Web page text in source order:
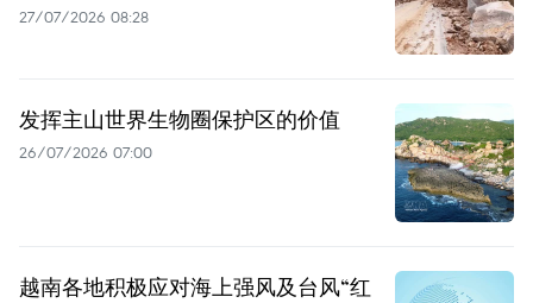
27/07/2026 08:28
发挥主山世界生物圈保护区的价值
26/07/2026 07:00
越南各地积极应对海上强风及台风“红